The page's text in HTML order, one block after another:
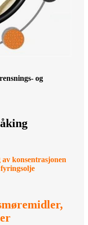
og
av konsentrasjonen